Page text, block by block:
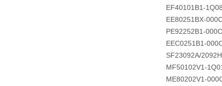
EF40101B1-
EE80251BX-
PE92252B1-
EEC0251B1-
SF23092A/
MF50102V1-
ME80202V1-